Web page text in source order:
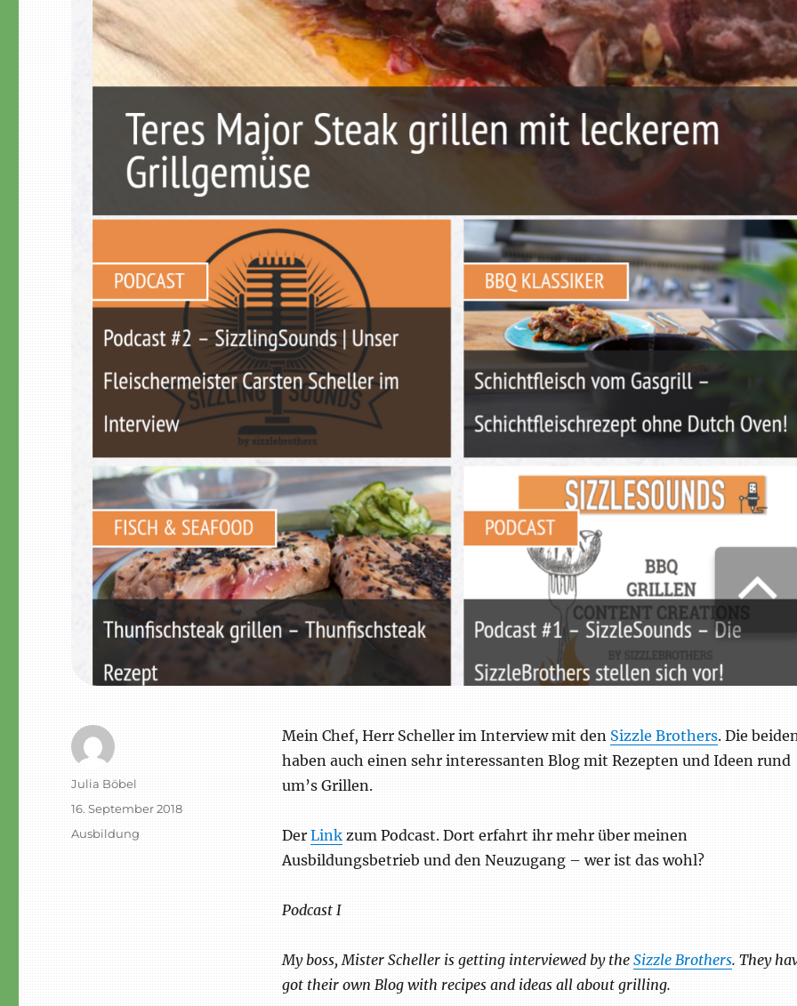
Mein Chef, Herr Scheller im Interview mit den Sizzle Brothers. Die
haben auch einen sehr interessanten Blog mit Rezepten und Ideen rund
um’s Grillen.
Der Linkzum Podcast. Dort erfahrt ihr mehr über meinen
Ausbildungsbetrieb und den Neuzugang – wer ist das wohl?
Podcast I
My boss, Mister Scheller is getting interviewed by the Sizzle Brothers. They
got their own Blog with recipes and ideas all about grilling.
Autor
Julia Böbel
Veröffentlicht
am
16. September 2018
Schlagwörter
Ausbildung